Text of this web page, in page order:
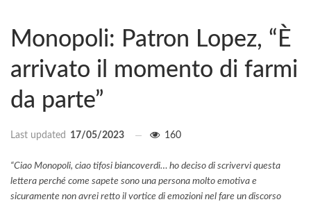
Monopoli: Patron Lopez, “È
arrivato il momento di farmi
da parte”
Last updated 17/05/2023 160
“Ciao Monopoli, ciao tifosi biancoverdi… ho deciso di scrivervi questa
lettera perché come sapete sono una persona molto emotiva e
sicuramente non avrei retto il vortice di emozioni nel fare un discorso